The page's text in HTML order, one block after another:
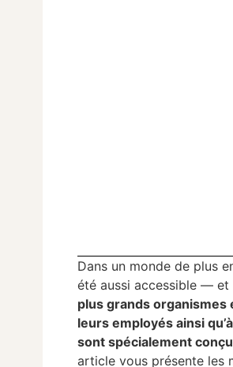
Dans un monde de plus
été aussi accessible —
plus grands organismes
leurs employés ainsi
sont spécialement
article vous présente les